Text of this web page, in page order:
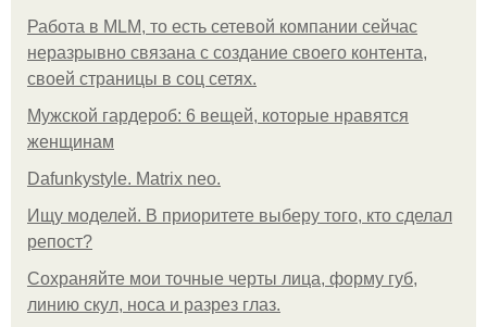
Работа в MLM, то есть сетевой компании сейчас
неразрывно связана с создание своего контента,
своей страницы в соц сетях.
Мужской гардероб: 6 вещей, которые нравятся
женщинам
Dafunkystyle. Matrix neo.
Ищу моделей. В приоритете выберу того, кто сделал
репост?
Сохраняйте мои точные черты лица, форму губ,
линию скул, носа и разрез глаз.